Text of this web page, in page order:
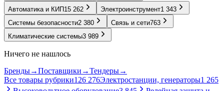
Автоматика и КИП 15 262 Электроинструмент1 343
Системы безопасности2 380 Связь и сети763
Климатические системы3 989
Ничего не нашлось
Бренды→Поставщики →Тендеры→
Все товары рубрики126 276Электростанции, генераторы1 265